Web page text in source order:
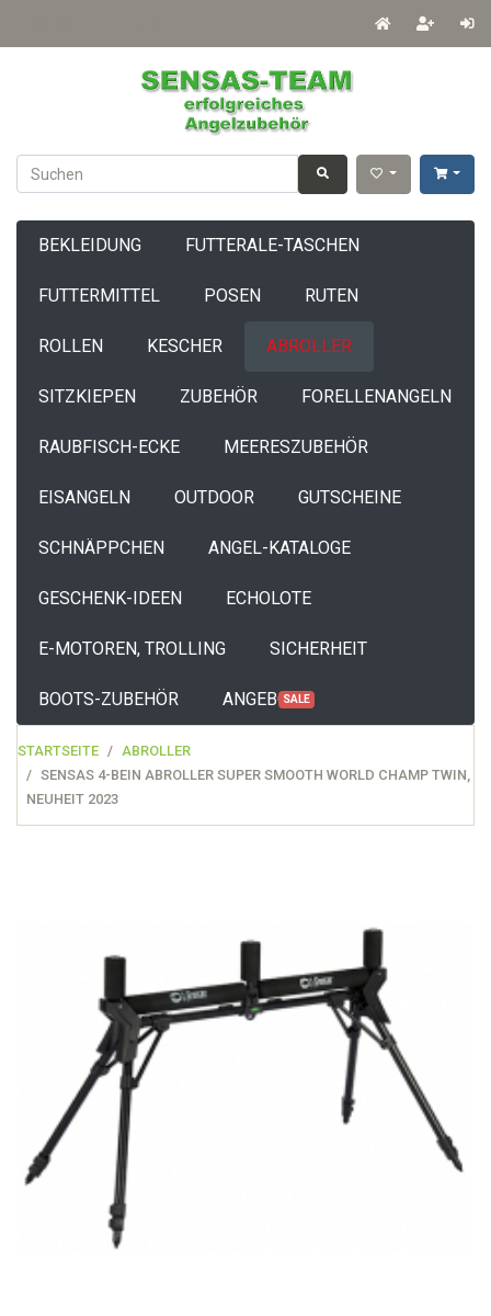
BEKLEIDUNG FUTTERALE-TASCHEN
FUTTERMITTEL POSEN RUTEN
ROLLEN KESCHER ABROLLER
SITZKIEPEN ZUBEHÖR FORELLENANGELN
RAUBFISCH-ECKE MEERESZUBEHÖR
EISANGELN OUTDOOR GUTSCHEINE
SCHNÄPPCHEN ANGEL-KATALOGE
GESCHENK-IDEEN ECHOLOTE
E-MOTOREN, TROLLING SICHERHEIT
BOOTS-ZUBEHÖR ANGEBOTE
SALE
STARTSEITE
ABROLLER
SENSAS 4-BEIN ABROLLER SUPER SMOOTH WORLD CHAMP TWIN,
NEUHEIT 2023